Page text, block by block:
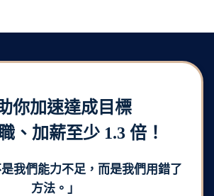
你加速達成目標
、加薪至少 1.3 倍！
是我們能力不足，而是我們用錯了
方法。」